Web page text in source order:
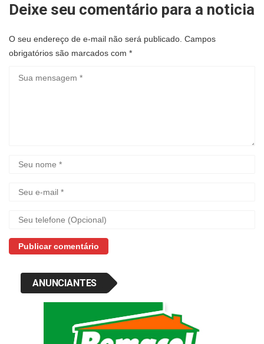
Deixe seu comentário para a noticia
O seu endereço de e-mail não será publicado. Campos
obrigatórios são marcados com *
ANUNCIANTES